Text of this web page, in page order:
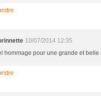
10/07/2014 12:35
hommage pour une grande et belle